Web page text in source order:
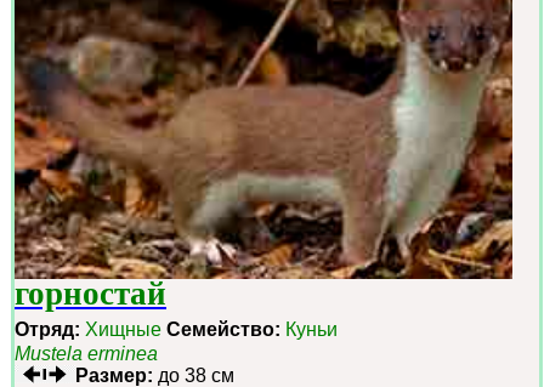
горностай
Отряд: Хищные Семейство: Куньи
Mustela erminea
Размер: до 38 см